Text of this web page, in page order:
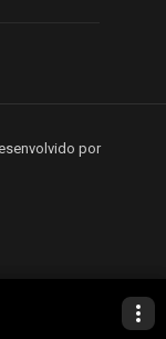
por